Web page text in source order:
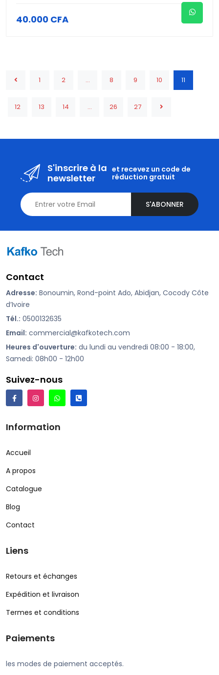
40.000 CFA
1 2 ... 8 9 10 11
12 13 14 ... 26 27
S'inscrire à la
newsletter
et recevez un code de
réduction gratuit
S'ABONNER
Contact
Adresse: Bonoumin, Rond-point Ado, Abidjan, Cocody Côte
d’Ivoire
Tél.: 0500132635
Email: commercial@kafkotech.com
Heures d'ouverture: du lundi au vendredi 08:00 - 18:00,
Samedi: 08h00 - 12h00
Suivez-nous
Information
Accueil
A propos
Catalogue
Blog
Contact
Liens
Retours et échanges
Expédition et livraison
Termes et conditions
Paiements
les modes de paiement acceptés.